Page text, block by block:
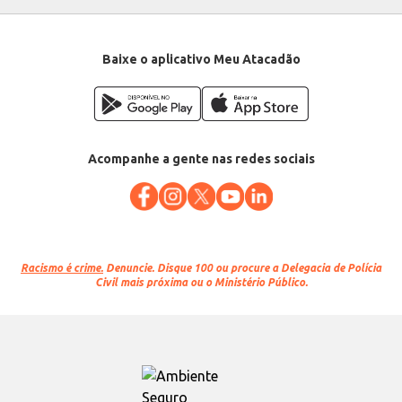
Baixe o aplicativo Meu Atacadão
Acompanhe a gente nas redes sociais
Racismo é crime. Denuncie. Disque 100 ou procure a Delegacia de Polícia
Civil mais próxima ou o Ministério Público.